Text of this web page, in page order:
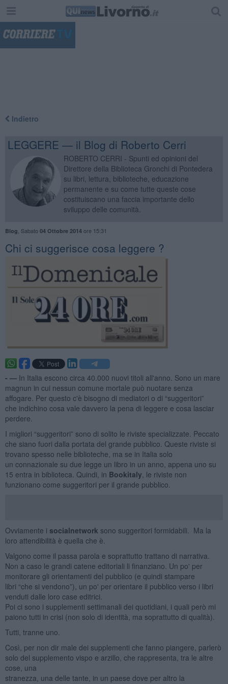
Indietro
LEGGERE — il Blog di Roberto Cerri
ROBERTO CERRI - Spunti ed opinioni del
Direttore della Biblioteca Gronchi di Pontedera
su libri, lettura, biblioteche, educazione
permanente e su come tutte queste cose
costituiscano una faccia importante dello
sviluppo delle comunità.
Blog Sabato 04 Ottobre 2014ore 15:31
​Chi ci suggerisce cosa leggere ?
- — In Italia escono circa 40.000 nuovi titoli all'anno. Sono un mare
magnun in cui nessun comune mortale può nuotare senza
affogare. Per questo c'è bisogno di mediatori o di “suggeritori”
che indichino cosa vale davvero la pena di leggere e cosa lasciar
perdere.
I migliori “suggeritori” sono di solito le riviste specializzate. Peccato
che siano fuori dalla portata del grande pubblico. Queste riviste si
trovano spesso nelle biblioteche, ma se in Italia solo
un connazionale su due legge un libro in un anno, appena uno su
15 entra in biblioteca. Quindi, in Bookitaly , le riviste non
funzionano come suggeritori per il grande pubblico.
Ovviamente i social­network sono suggeritori formidabili. Ma la
loro attendibilità è quella che è.
Valgono come il passa parola e soprattutto trattano di narrativa.
Non a caso le grandi catene editoriali li finanziano. Un po' per
monitorare gli orientamenti del pubblico (e quindi stampare
libri “che si vendono”), un po' per orientare il pubblico verso i libri
venduti dalle loro case editrici.
Poi ci sono i supplementi settimanali dei quotidiani, i quali però mi
paiono tutti in crisi (non solo di identità, ma soprattutto di qualità).
Tutti, tranne uno.
Così, per non dir male dei supplementi che fanno piangere, parlerò
solo del supplemento vispo e arzillo, che rappresenta, tra le altre
cose, una
stranezza, una delle tante, in un paese dove per altro la